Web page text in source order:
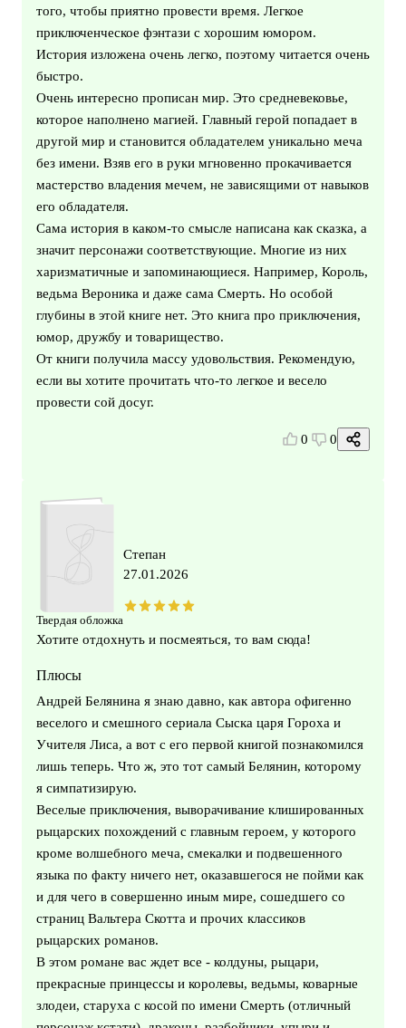
того, чтобы приятно провести время. Легкое
приключенческое фэнтази с хорошим юмором.
История изложена очень легко, поэтому читается очень
быстро.
Очень интересно прописан мир. Это средневековье,
которое наполнено магией. Главный герой попадает в
другой мир и становится обладателем уникально меча
без имени. Взяв его в руки мгновенно прокачивается
мастерство владения мечем, не зависящими от навыков
его обладателя.
Сама история в каком-то смысле написана как сказка, а
значит персонажи соответствующие. Многие из них
харизматичные и запоминающиеся. Например, Король,
ведьма Вероника и даже сама Смерть. Но особой
глубины в этой книге нет. Это книга про приключения,
юмор, дружбу и товарищество.
От книги получила массу удовольствия. Рекомендую,
если вы хотите прочитать что-то легкое и весело
провести сой досуг.
0 0
Твердая обложка
Степан
27.01.2026
Хотите отдохнуть и посмеяться, то вам сюда!
Плюсы
Андрей Белянина я знаю давно, как автора офигенно
веселого и смешного сериала Сыска царя Гороха и
Учителя Лиса, а вот с его первой книгой познакомился
лишь теперь. Что ж, это тот самый Белянин, которому
я симпатизирую.
Веселые приключения, выворачивание клишированных
рыцарских похождений с главным героем, у которого
кроме волшебного меча, смекалки и подвешенного
языка по факту ничего нет, оказавшегося не пойми как
и для чего в совершенно иным мире, сошедшего со
страниц Вальтера Скотта и прочих классиков
рыцарских романов.
В этом романе вас ждет все - колдуны, рыцари,
прекрасные принцессы и королевы, ведьмы, коварные
злодеи, старуха с косой по имени Смерть (отличный